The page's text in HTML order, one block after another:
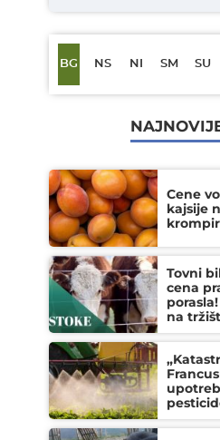
BG NS NI SM SU
Cene
kajsije
Tovni
cena
na